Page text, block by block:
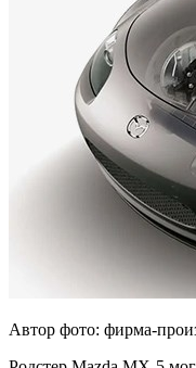
Автор фото: фирма-